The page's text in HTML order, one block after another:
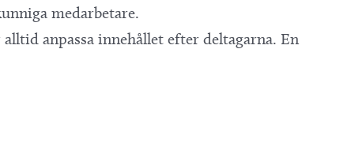
medarbetare.
anpassa innehållet efter deltagarna. En